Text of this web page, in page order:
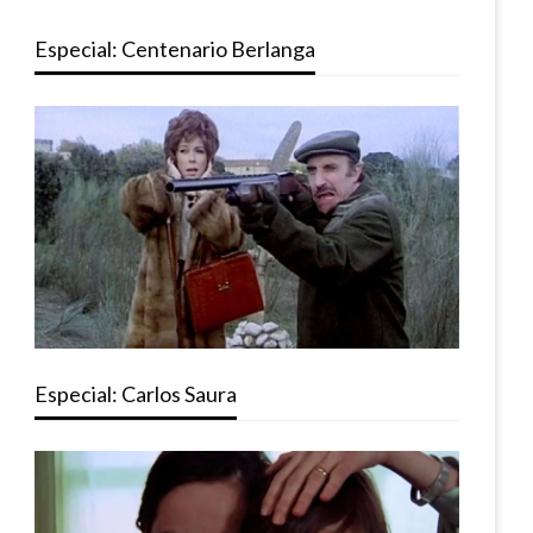
Especial: Centenario Berlanga
Especial: Carlos Saura